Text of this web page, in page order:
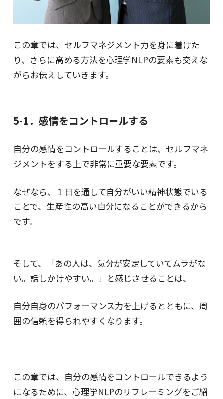
この章では、セルフマネジメント力を身に着けた
り、さらに高める方法を心理学NLPの要素も交えな
がらお伝えしていきます。
5-1．感情をコントロールする
自分の感情をコントロールすることは、セルフマネ
ジメントをする上で非常に重要な要素です。
なぜなら、１日を通して自分がいい精神状態でいる
ことで、生産性の高い自分になることができるから
です。
そして、「あの人は、気分が安定していてムラがな
い。話しかけやすい。」と感じさせることは、
自分自身のパフォーマンス力を上げるとともに、周
囲の信頼を得られやすくなります。
この章では、自分の感情をコントロールできるよう
になるために、心理学NLPのリフレーミングをご紹